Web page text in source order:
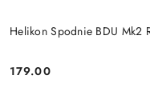
Helikon Spodnie BDU Mk2
Cena:
179.00